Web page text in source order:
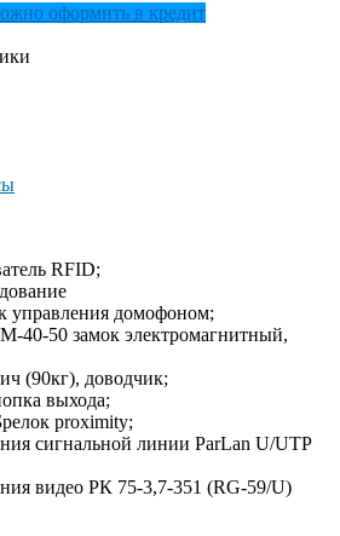
оформить в кредит
RFID;
управления домофоном;
40-50 замок электромагнитный,
(90кг), доводчик;
выхода;
proximity;
сигнальной линии ParLan U/UTP
видео РК 75-3,7-351 (RG-59/U)